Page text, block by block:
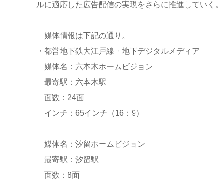
ルに適応した広告配信の実現をさらに推進していく。
媒体情報は下記の通り。
・都営地下鉄大江戸線・地下デジタルメディア
媒体名：六本木ホームビジョン
最寄駅：六本木駅
面数：24面
インチ：65インチ（16：9）
媒体名：汐留ホームビジョン
最寄駅：汐留駅
面数：8面